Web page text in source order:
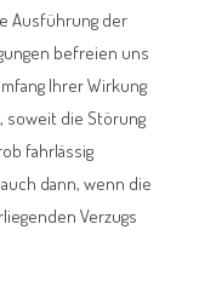
Ausführung der
befreien uns
Ihrer Wirkung
soweit die Störung
fahrlässig
dann, wenn die
Verzugs